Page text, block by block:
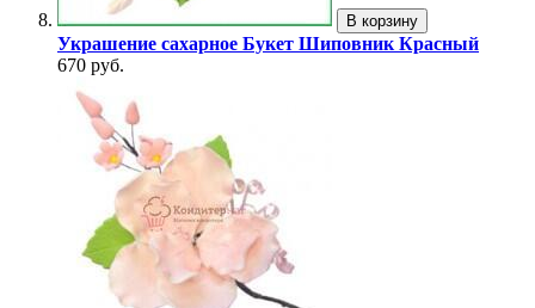
В корзину
Украшение сахарное Букет Шиповник Красный
670 руб.